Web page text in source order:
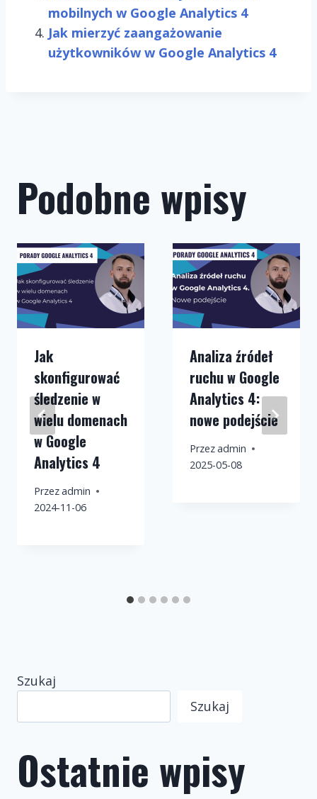
mobilnych w Google Analytics 4
Jak mierzyć zaangażowanie
użytkowników w Google Analytics 4
Podobne wpisy
Jak
skonfigurować
śledzenie w
wielu domenach
w Google
Analytics 4
Przezadmin
2024-11-06
Analiza źródeł
ruchu w Google
Analytics 4:
nowe podejście
Przezadmin
2025-05-08
Szukaj
Szukaj
Ostatnie wpisy